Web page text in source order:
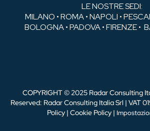
LE NOSTRE SEDI:
MILANO • ROMA • NAPOLI •
BOLOGNA • PADOVA • FIRENZE •
COPYRIGHT © 2025 Radar Consulting
Reserved: Radar Consulting Italia Srl | VAT
Policy | Cookie Policy |